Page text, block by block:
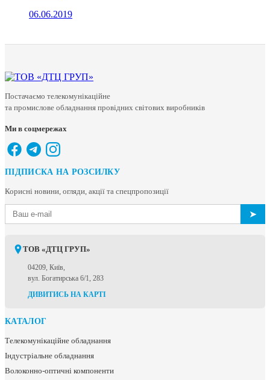
06.06.2019
Постачаємо телекомунікаційне
та промислове обладнання провідних світових виробників
Ми в соцмережах
ПІДПИСКА НА РОЗСИЛКУ
Корисні новини, огляди, акції та спецпропозиції
➤
ТОВ «ДТЦ ГРУП»
04209, Київ,
вул. Богатирська 6/1, 283
ДИВИТИСЬ НА КАРТІ
КАТАЛОГ
Телекомунікаційне обладнання
Індустріальне обладнання
Волоконно-оптичні компоненти